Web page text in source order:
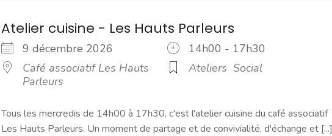
Atelier cuisine - Les Hauts Parleurs
9 décembre 2026
14h00 - 17h30
Café associatif Les Hauts
Parleurs
Ateliers Social
Tous les mercredis de 14h00 à 17h30, c'est l'atelier cuisine du café associatif
Les Hauts Parleurs. Un moment de partage et de convivialité, d'échange et [...]